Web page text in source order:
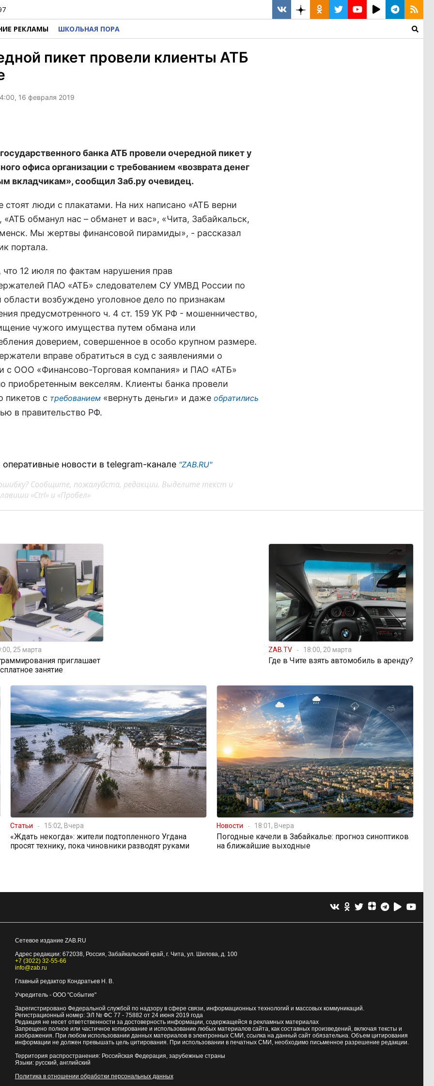
РЕКЛАМЫ ШКОЛЬНАЯ ПОРА
пикет провели клиенты АТБ
16 февраля 2019
банка АТБ провели очередной пикет у
офиса организации с требованием «возврата денег
вкладчикам», сообщил Заб.ру очевидец.
стоят люди с плакатами. На них написано «АТБ верни
«АТБ обманул нас – обманет и вас», «Чита, Забайкальск,
Мы жертвы финансовой пирамиды», - рассказал
портала.
, что 12 июля по фактам нарушения прав
ПАО «АТБ» следователем СУ УМВД России по
возбуждено уголовное дело по признакам
предусмотренного ч. 4 ст. 159 УК РФ - мошенничество,
чужого имущества путем обмана или
доверием, совершенное в особо крупном размере.
вправе обратиться в суд с заявлениями о
с ООО «Финансово-Торговая компания» и ПАО «АТБ»
приобретенным векселям. Клиенты банка провели
пикетов с требованием «вернуть деньги» и даже обратились
в правительство РФ.
новости в telegram-канале "ZAB.RU"
Сообщите, пожалуйста, редакции. Выделите текст и
«Ctrl» и «Пробел»
25 марта
приглашает
занятие
ZAB.TV 18:00, 20 марта
Где в Чите взять автомобиль в аренду?
Статьи 15:02, Вчера
«Ждать некогда»: жители подтопленного Угдана
просят технику, пока чиновники разводят руками
Новости 18:01, Вчера
Погодные качели в Забайкалье: прогноз синоптиков
на ближайшие выходные
Сетевое издание ZAB.RU
Адрес редакции: 672038, Россия, Забайкальский край, г. Чита, ул. Шилова, д. 100
+7 (3022) 32-55-66
info@zab.ru
Главный редактор Кондратьев Н. В.
Учредитель - ООО "Событие"
Зарегистрировано Федеральной службой по надзору в сфере связи, информационных технологий и массовых коммуникаций.
Регистрационный номер: ЭЛ № ФС 77 - 75882 от 24 июня 2019 года
Редакция не несет ответственности за достоверность информации, содержащейся в рекламных материалах
Запрещено полное или частичное копирование и использование любых материалов сайта, как составных произведений, включая тексты и
изображения. При любом использовании данных материалов в электронных СМИ, ссылка на данный сайт обязательна. Объем цитирования
информации не должен превышать цель цитирования. При использовании в печатных СМИ, необходимо письменное разрешение редакции.
Территория распространения: Российская Федерация, зарубежные страны
Языки: русский, английский
Политика в отношении обработки персональных данных